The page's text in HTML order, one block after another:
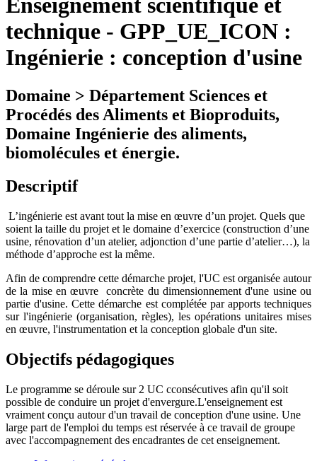
Enseignement scientifique et
technique - GPP_UE_ICON :
Ingénierie : conception d'usine
Domaine > Département Sciences et
Procédés des Aliments et Bioproduits,
Domaine Ingénierie des aliments,
biomolécules et énergie.
Descriptif
L’ingénierie est avant tout la mise en œuvre d’un projet. Quels que
soient la taille du projet et le domaine d’exercice (construction d’une
usine, rénovation d’un atelier, adjonction d’une partie d’atelier…), la
méthode d’approche est la même.
Afin de comprendre cette démarche projet, l'UC est organisée autour
de la mise en œuvre
concrète du dimensionnement d'une usine ou
partie d'usine. Cette démarche est complétée par apports techniques
sur l'ingénierie (organisation, règles), les opérations unitaires mises
en œuvre, l'instrumentation et la conception globale d'un site.
Objectifs pédagogiques
Le programme se déroule sur 2 UC cconsécutives afin qu'il soit
possible de conduire un projet d'envergure.L'enseignement est
vraiment conçu autour d'un travail de conception d'une usine. Une
large part de l'emploi du temps est réservée à ce travail de groupe
avec l'accompagnement des encadrantes de cet enseignement.